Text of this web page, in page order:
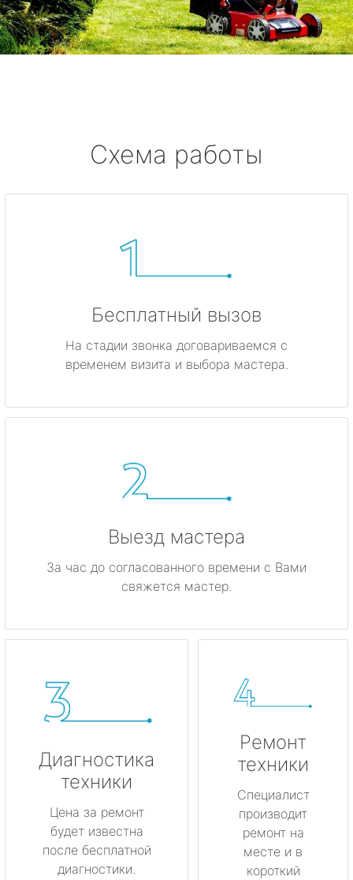
Схема работы
Бесплатный вызов
На стадии звонка договариваемся с
временем визита и выбора мастера.
Выезд мастера
За час до согласованного времени с Вами
свяжется мастер.
Диагностика
техники
Цена за ремонт
будет известна
после бесплатной
диагностики.
Ремонт
техники
Специалист
производит
ремонт на
месте и в
короткий